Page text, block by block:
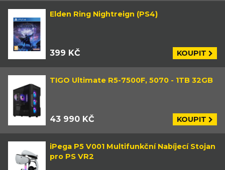
Elden Ring Nightreign (PS4)
399 KČ KOUPIT
TIGO Ultimate R5-7500F, 5070 - 1TB 32GB
43 990 KČ KOUPIT
iPega P5 V001 Multifunkční Nabíjecí Stojan
pro PS VR2